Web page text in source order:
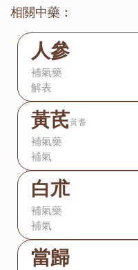
相關中藥：
人參
補氣藥
解表
黃芪黃耆
補氣藥
補氣
白朮
補氣藥
補氣
當歸